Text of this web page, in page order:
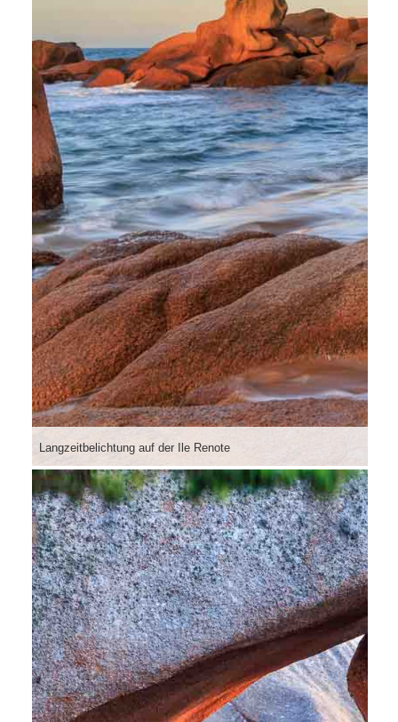
Langzeitbelichtung auf der Ile Renote